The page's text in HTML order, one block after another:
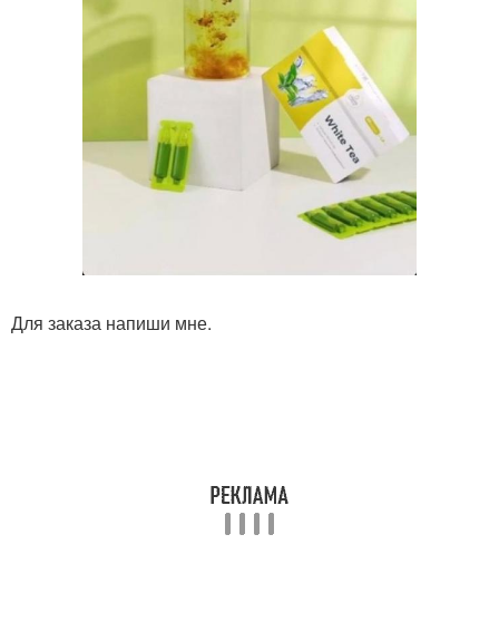
Для заказа напиши мне.